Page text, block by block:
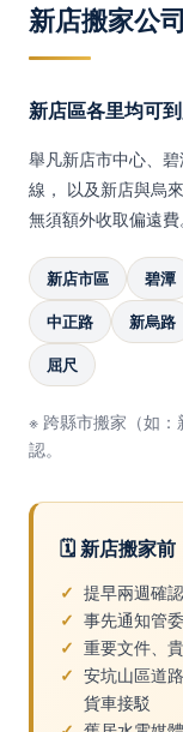
新店搬家公司
新店區各里均可
舉凡新店市中心、
線， 以及新店與烏
無須額外收取偏遠費。
新店市區 碧潭
中正路
新烏路
屈尺
※ 跨縣市搬家（如
認。
🗓️ 新店搬家前
提早兩週確
事先通知管
重要文件、
安坑山區道
貨車接駁